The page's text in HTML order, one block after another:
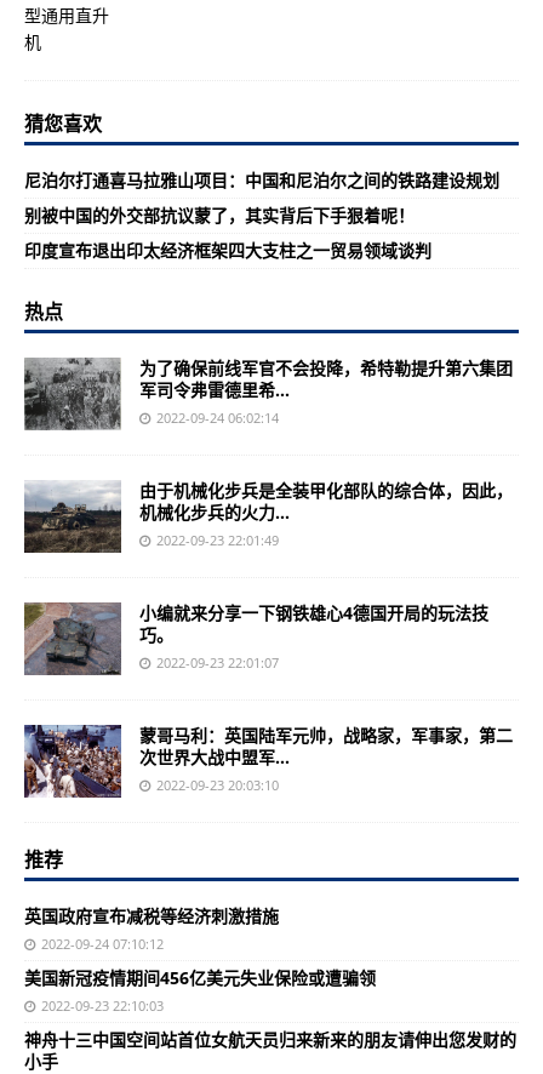
猜您喜欢
尼泊尔打通喜马拉雅山项目：中国和尼泊尔之间的铁路建设规划
别被中国的外交部抗议蒙了，其实背后下手狠着呢！
印度宣布退出印太经济框架四大支柱之一贸易领域谈判
热点
为了确保前线军官不会投降，希特勒提升第六集团
军司令弗雷德里希...
2022-09-24 06:02:14
由于机械化步兵是全装甲化部队的综合体，因此，
机械化步兵的火力...
2022-09-23 22:01:49
小编就来分享一下钢铁雄心4德国开局的玩法技
巧。
2022-09-23 22:01:07
蒙哥马利：英国陆军元帅，战略家，军事家，第二
次世界大战中盟军...
2022-09-23 20:03:10
推荐
英国政府宣布减税等经济刺激措施
2022-09-24 07:10:12
美国新冠疫情期间456亿美元失业保险或遭骗领
2022-09-23 22:10:03
神舟十三中国空间站首位女航天员归来新来的朋友请伸出您发财的
小手